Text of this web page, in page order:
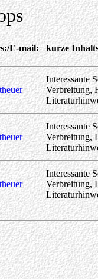
E-mail: kurze
Interessante
Verbreitung,
Interessante
Verbreitung,
Interessante
Verbreitung,